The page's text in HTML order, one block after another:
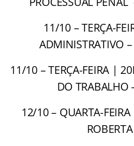
11/10 – TERÇA-
ADMINISTRATIVO
11/10 – TERÇA-FEIRA |
DO TRABALHO
12/10 – QUARTA-